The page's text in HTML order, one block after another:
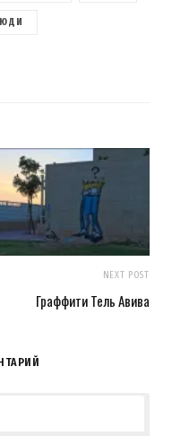
NEXT POST
Граффити Тель Авива